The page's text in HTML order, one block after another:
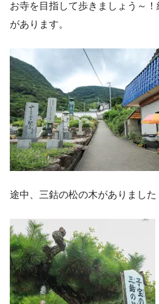
お寺を目指して歩きましょう～
があります。
途中、三鈷の松の木がありました